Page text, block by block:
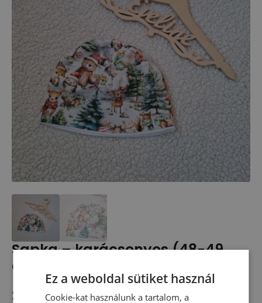
Sapka – karácsonyos (48-49
cm)
2990Ft
2400 Ft
Ez a weboldal sütiket használ
Cookie-kat használunk a tartalom, a